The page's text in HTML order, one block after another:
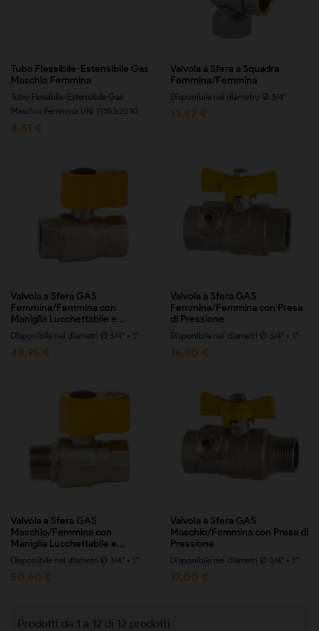
Tubo Flessibile-Estensibile Gas
Maschio Femmina
Tubo Flessibile-Estensibile Gas
Maschio Femmina UNI 11353:2010
4,51 €
Valvola a Sfera a Squadra
Femmina/Femmina
Disponibile nel diametro Ø 3/4"
13,67 €
Valvola a Sfera GAS
Femmina/Femmina con
Maniglia Lucchettabile e...
Disponibile nei diametri Ø 3/4" • 1"
48,95 €
Valvola a Sfera GAS
Femmina/Femmina con Presa
di Pressione
Disponibile nei diametri Ø 3/4" • 1"
16,80 €
Valvola a Sfera GAS
Maschio/Femmina con
Maniglia Lucchettabile e...
Disponibile nei diametri Ø 3/4" • 1"
50,60 €
Valvola a Sfera GAS
Maschio/Femmina con Presa di
Pressione
Disponibile nei diametri Ø 3/4" • 1"
17,00 €
Prodotti da 1 a 12 di 12 prodotti